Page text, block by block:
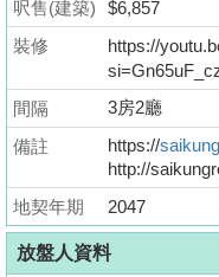
關
我
們
呎售(建築)
$6,857
裝修
https://
間隔
3房2廳
備註
https://
http://
地契年期
2047
放盤人資料